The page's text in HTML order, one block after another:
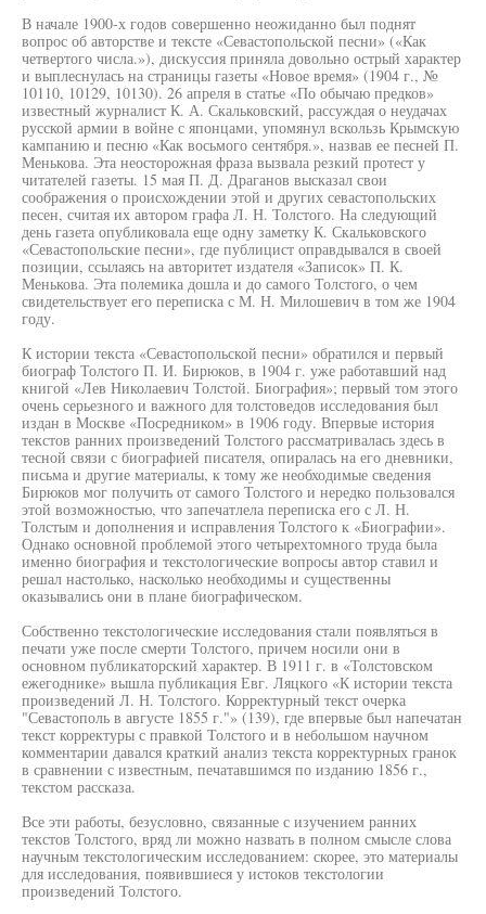
В начале 1900-х годов совершенно неожиданно был поднят
вопрос об авторстве и тексте «Севастопольской песни» («Как
четвертого числа.»), дискуссия приняла довольно острый характер
и выплеснулась на страницы газеты «Новое время» (1904 г., №
10110, 10129, 10130). 26 апреля в статье «По обычаю предков»
известный журналист К. А. Скальковский, рассуждая о неудачах
русской армии в войне с японцами, упомянул вскользь Крымскую
кампанию и песню «Как восьмого сентября.», назвав ее песней П.
Менькова. Эта неосторожная фраза вызвала резкий протест у
читателей газеты. 15 мая П. Д. Драганов высказал свои
соображения о происхождении этой и других севастопольских
песен, считая их автором графа Л. Н. Толстого. На следующий
день газета опубликовала еще одну заметку К. Скальковского
«Севастопольские песни», где публицист оправдывался в своей
позиции, ссылаясь на авторитет издателя «Записок» П. К.
Менькова. Эта полемика дошла и до самого Толстого, о чем
свидетельствует его переписка с М. Н. Милошевич в том же 1904
году.
К истории текста «Севастопольской песни» обратился и первый
биограф Толстого П. И. Бирюков, в 1904 г. уже работавший над
книгой «Лев Николаевич Толстой. Биография»; первый том этого
очень серьезного и важного для толстоведов исследования был
издан в Москве «Посредником» в 1906 году. Впервые история
текстов ранних произведений Толстого рассматривалась здесь в
тесной связи с биографией писателя, опиралась на его дневники,
письма и другие материалы, к тому же необходимые сведения
Бирюков мог получить от самого Толстого и нередко пользовался
этой возможностью, что запечатлела переписка его с Л. Н.
Толстым и дополнения и исправления Толстого к «Биографии».
Однако основной проблемой этого четырехтомного труда была
именно биография и текстологические вопросы автор ставил и
решал настолько, насколько необходимы и существенны
оказывались они в плане биографическом.
Собственно текстологические исследования стали появляться в
печати уже после смерти Толстого, причем носили они в
основном публикаторский характер. В 1911 г. в «Толстовском
ежегоднике» вышла публикация Евг. Ляцкого «К истории текста
произведений Л. Н. Толстого. Корректурный текст очерка
"Севастополь в августе 1855 г."» (139), где впервые был напечатан
текст корректуры с правкой Толстого и в небольшом научном
комментарии давался краткий анализ текста корректурных гранок
в сравнении с известным, печатавшимся по изданию 1856 г.,
текстом рассказа.
Все эти работы, безусловно, связанные с изучением ранних
текстов Толстого, вряд ли можно назвать в полном смысле слова
научным текстологическим исследованием: скорее, это материалы
для исследования, появившиеся у истоков текстологии
произведений Толстого.